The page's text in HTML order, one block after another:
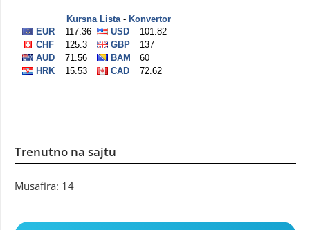
Trenutno na sajtu
Musafira: 14